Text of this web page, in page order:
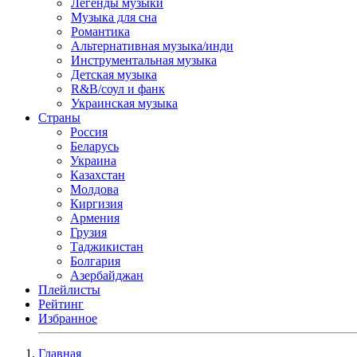
Легенды музыки
Музыка для сна
Романтика
Альтернативная музыка/инди
Инструментальная музыка
Детская музыка
R&B/cоул и фанк
Украинская музыка
Страны
Россия
Беларусь
Украина
Казахстан
Молдова
Киргизия
Армения
Грузия
Таджикистан
Болгария
Азербайджан
Плейлисты
Рейтинг
Избранное
Главная